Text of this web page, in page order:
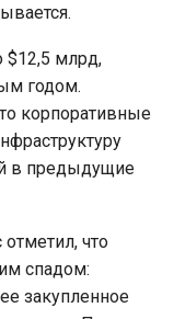
$12,5 млрд,
годом.
корпоративные
в предыдущие
что
спадом:
закупленное